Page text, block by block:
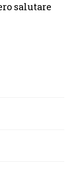
salutare